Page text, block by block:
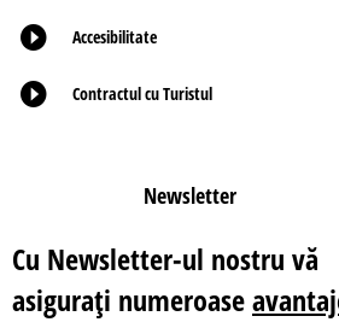
Accesibilitate
Contractul cu Turistul
Newsletter
Cu Newsletter-ul nostru vă
asiguraţi numeroase